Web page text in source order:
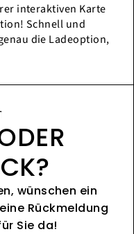
interaktiven Karte
Schnell und
die Ladeoption,
wünschen ein
Rückmeldung
Sie da!